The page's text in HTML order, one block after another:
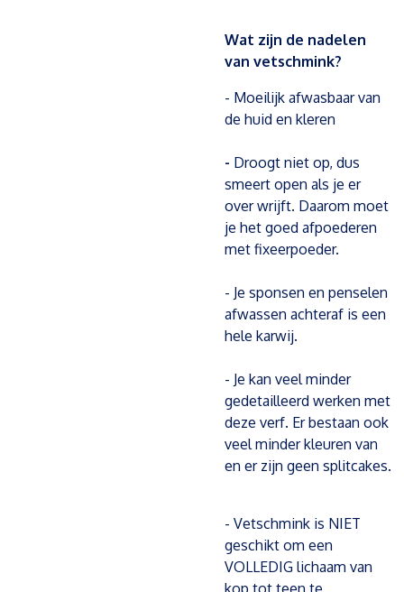
Wat zijn de nadelen
van vetschmink?
- Moeilijk afwasbaar van
de huid en kleren
- Droogt niet op, dus
smeert open als je er
over wrijft. Daarom moet
je het goed afpoederen
met fixeerpoeder.
- Je sponsen en penselen
afwassen achteraf is een
hele karwij.
- Je kan veel minder
gedetailleerd werken met
deze verf. Er bestaan ook
veel minder kleuren van
en er zijn geen splitcakes.
- Vetschmink is NIET
geschikt om een
VOLLEDIG lichaam van
kop tot teen te